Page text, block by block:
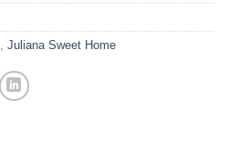
, Juliana Sweet Home